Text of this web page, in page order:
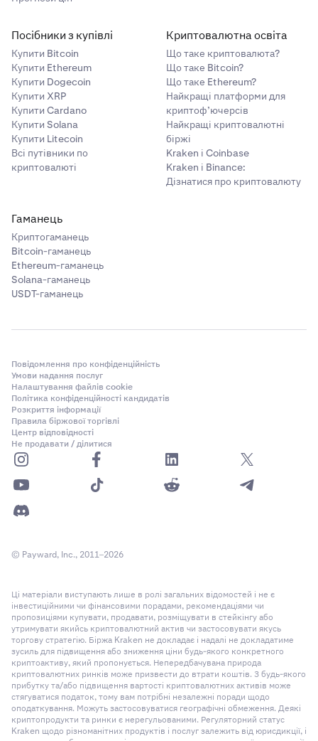
Посібники з купівлі
Купити Bitcoin
Купити Ethereum
Купити Dogecoin
Купити XRP
Купити Cardano
Купити Solana
Купити Litecoin
Всі путівники по
криптовалюті
Криптовалютна освіта
Що таке криптовалюта?
Що таке Bitcoin?
Що таке Ethereum?
Найкращі платформи для
криптоф’ючерсів
Найкращі криптовалютні
біржі
Kraken і Coinbase
Kraken і Binance:
Дізнатися про криптовалюту
Гаманець
Криптогаманець
Bitcoin-гаманець
Ethereum-гаманець
Solana-гаманець
USDT-гаманець
Повідомлення про конфіденційність
Умови надання послуг
Налаштування файлів cookie
Політика конфіденційності кандидатів
Розкриття інформації
Правила біржової торгівлі
Центр відповідності
Не продавати / ділитися
© Payward, Inc., 2011–2026
Ці матеріали виступають лише в ролі загальних відомостей і не є
інвестиційними чи фінансовими порадами, рекомендаціями чи
пропозиціями купувати, продавати, розміщувати в стейкінгу або
утримувати якийсь криптовалютний актив чи застосовувати якусь
торгову стратегію. Біржа Kraken не докладає і надалі не докладатиме
зусиль для підвищення або зниження ціни будь-якого конкретного
криптоактиву, який пропонується. Непередбачувана природа
криптовалютних ринків може призвести до втрати коштів. З будь-якого
прибутку та/або підвищення вартості криптовалютних активів може
стягуватися податок, тому вам потрібні незалежні поради щодо
оподаткування. Можуть застосовуватися географічні обмеження. Деякі
криптопродукти та ринки є нерегульованими. Регуляторний статус
Kraken щодо різноманітних продуктів і послуг залежить від юрисдикції, і